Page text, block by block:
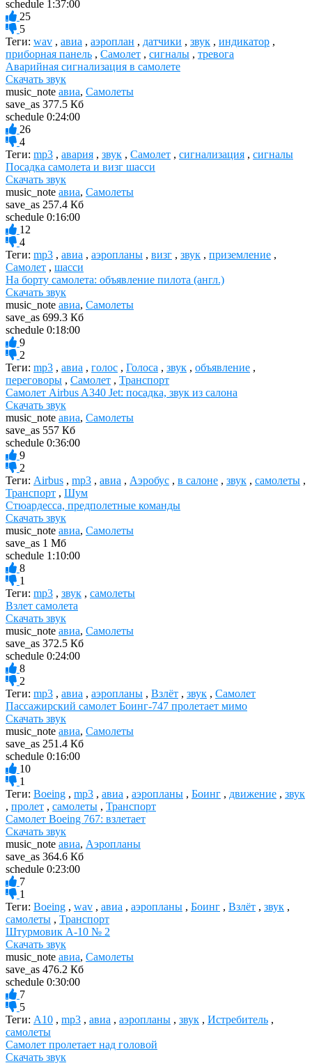
schedule 1:37:00
25
5
Теги: wav , авиа , аэроплан , датчики , звук , индикатор ,
приборная панель , Самолет , сигналы , тревога
Аварийная сигнализация в самолете
Скачать звук
music_note авиа, Самолеты
save_as 377.5 Кб
schedule 0:24:00
26
4
Теги: mp3 , авария , звук , Самолет , сигнализация , сигналы
Посадка самолета и визг шасси
Скачать звук
music_note авиа, Самолеты
save_as 257.4 Кб
schedule 0:16:00
12
4
Теги: mp3 , авиа , аэропланы , визг , звук , приземление ,
Самолет , шасси
На борту самолета: объявление пилота (англ.)
Скачать звук
music_note авиа, Самолеты
save_as 699.3 Кб
schedule 0:18:00
9
2
Теги: mp3 , авиа , голос , Голоса , звук , объявление ,
переговоры , Самолет , Транспорт
Самолет Airbus A340 Jet: посадка, звук из салона
Скачать звук
music_note авиа, Самолеты
save_as 557 Кб
schedule 0:36:00
9
2
Теги: Airbus , mp3 , авиа , Аэробус , в салоне , звук , самолеты ,
Транспорт , Шум
Стюардесса, предполетные команды
Скачать звук
music_note авиа, Самолеты
save_as 1 Мб
schedule 1:10:00
8
1
Теги: mp3 , звук , самолеты
Взлет самолета
Скачать звук
music_note авиа, Самолеты
save_as 372.5 Кб
schedule 0:24:00
8
2
Теги: mp3 , авиа , аэропланы , Взлёт , звук , Самолет
Пассажирский самолет Боинг-747 пролетает мимо
Скачать звук
music_note авиа, Самолеты
save_as 251.4 Кб
schedule 0:16:00
10
1
Теги: Boeing , mp3 , авиа , аэропланы , Боинг , движение , звук
, пролет , самолеты , Транспорт
Самолет Boeing 767: взлетает
Скачать звук
music_note авиа, Аэропланы
save_as 364.6 Кб
schedule 0:23:00
7
1
Теги: Boeing , wav , авиа , аэропланы , Боинг , Взлёт , звук ,
самолеты , Транспорт
Штурмовик A-10 № 2
Скачать звук
music_note авиа, Самолеты
save_as 476.2 Кб
schedule 0:30:00
7
5
Теги: A10 , mp3 , авиа , аэропланы , звук , Истребитель ,
самолеты
Самолет пролетает над головой
Скачать звук